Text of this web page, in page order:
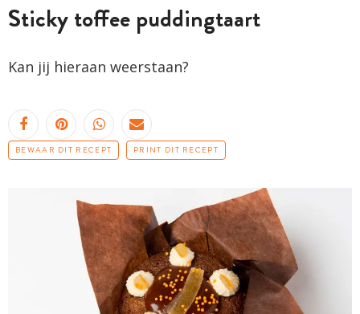
Sticky toffee puddingtaart
Kan jij hieraan weerstaan?
BEWAAR DIT RECEPT PRINT DIT RECEPT